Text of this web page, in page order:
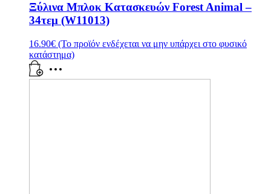
Ξύλινα Μπλοκ Κατασκευών Forest Animal –
34τεμ (W11013)
16.90€ (Το προϊόν ενδέχεται να μην υπάρχει στο φυσικό
κατάστημα)